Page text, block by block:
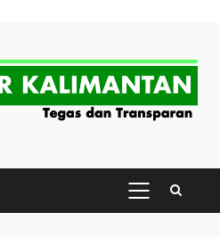
PRIMARY
MENU